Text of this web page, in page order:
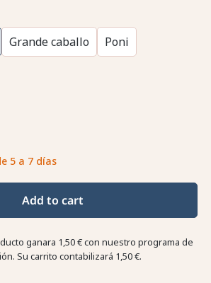
Grande caballo
Poni
5 a 7 días
Add to cart
ganara 1,50 €con nuestro programa de
Su carrito contabilizará 1,50 €.